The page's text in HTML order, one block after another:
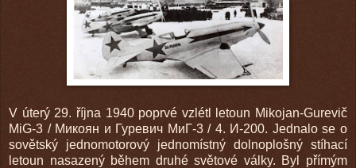
V úterý 29. října 1940 poprvé vzlétl letoun Mikojan-Gurevič
MiG-3 / Микоян и Гуревич МиГ-3 / 4. И-200. Jednalo se o
sovětský jednomotorový jednomístný dolnoplošný stíhací
letoun nasazený během druhé světové války. Byl přímým